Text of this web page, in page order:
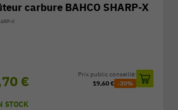
Couteau multi-usage BAHCO 2446
Réf. : 2446
7,30 €
Prix public conseillé:
10,40 €
-30%
EN STOCK